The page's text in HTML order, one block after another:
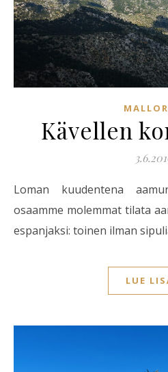
Kävellen
Loman kuudentena aamuna huomaamme, että
osaamme molemmat tilata
espanjaksi: toinen ilman
LUE